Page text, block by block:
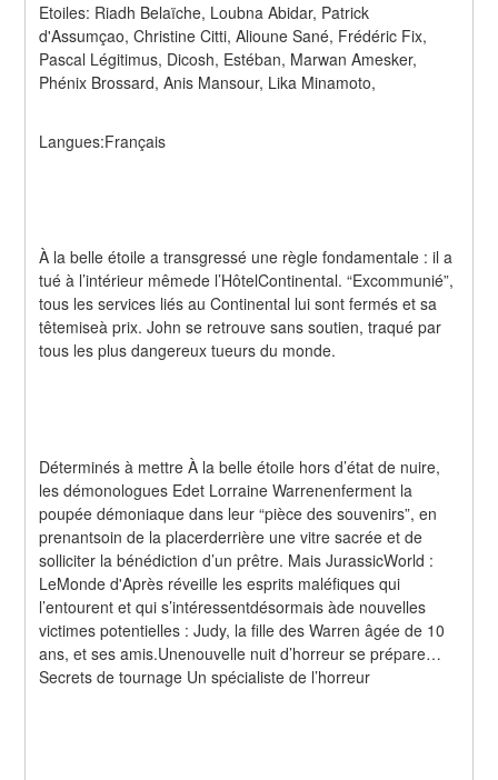
Etoiles: Riadh Belaïche, Loubna Abidar, Patrick
d'Assumçao, Christine Citti, Alioune Sané, Frédéric Fix,
Pascal Légitimus, Dicosh, Estéban, Marwan Amesker,
Phénix Brossard, Anis Mansour, Lika Minamoto,
Langues:Français
À la belle étoile a transgressé une règle fondamentale : il a
tué à l’intérieur mêmede l’HôtelContinental. “Excommunié”,
tous les services liés au Continental lui sont fermés et sa
têtemiseà prix. John se retrouve sans soutien, traqué par
tous les plus dangereux tueurs du monde.
Déterminés à mettre À la belle étoile hors d’état de nuire,
les démonologues Edet Lorraine Warrenenferment la
poupée démoniaque dans leur “pièce des souvenirs”, en
prenantsoin de la placerderrière une vitre sacrée et de
solliciter la bénédiction d’un prêtre. Mais JurassicWorld :
LeMonde d'Après réveille les esprits maléfiques qui
l’entourent et qui s’intéressentdésormais àde nouvelles
victimes potentielles : Judy, la fille des Warren âgée de 10
ans, et ses amis.Unenouvelle nuit d’horreur se prépare…
Secrets de tournage Un spécialiste de l’horreur